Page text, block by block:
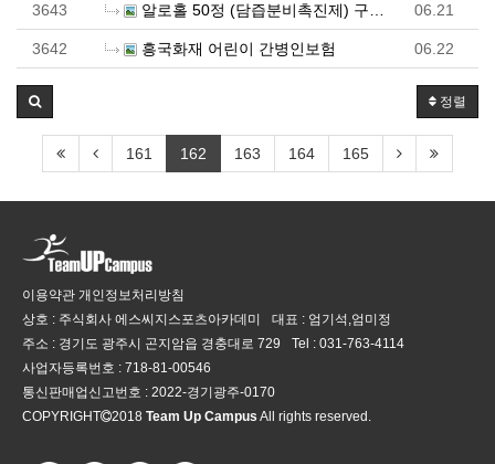
3643 알로홀 50정 (담즙분비촉진제) 구매대행 - 러시아 … 06.21
3642 흥국화재 어린이 간병인보험 06.22
정렬
161 162 163 164 165
이용약관 개인정보처리방침
상호 : 주식회사 에스씨지스포츠아카데미
대표 : 엄기석,엄미정
주소 : 경기도 광주시 곤지암읍 경충대로 729
Tel : 031-763-4114
사업자등록번호 : 718-81-00546
통신판매업신고번호 : 2022-경기광주-0170
COPYRIGHT
2018 Team Up Campus All rights reserved.